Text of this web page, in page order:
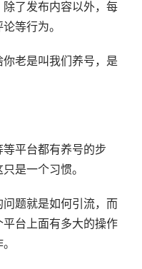
了发布内容以外，每
等行为。
老是叫我们养号，是
等平台都有养号的步
是一个习惯。
题就是如何引流，而
台上面有多大的操作